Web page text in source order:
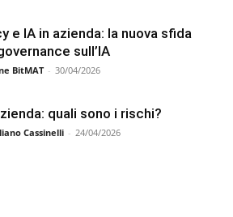
e IA in azienda: la nuova sfida
sull’IA
BitMAT - 30/04/2026
quali sono i rischi?
Cassinelli - 24/04/2026